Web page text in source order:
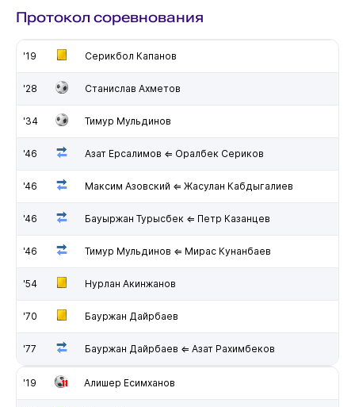
Протокол соревнования
'19 Серикбол Капанов
'28 Станислав Ахметов
'34 Тимур Мульдинов
'46 Азат Ерсалимов ⇐ Оралбек Сериков
'46 Максим Азовский ⇐ Жасулан Кабдыгалиев
'46 Бауыржан Турысбек ⇐ Петр Казанцев
'46 Тимур Мульдинов ⇐ Мирас Кунанбаев
'54 Нурлан Акинжанов
'70 Бауржан Дайрбаев
'77 Бауржан Дайрбаев ⇐ Азат Рахимбеков
'19 Алишер Есимханов